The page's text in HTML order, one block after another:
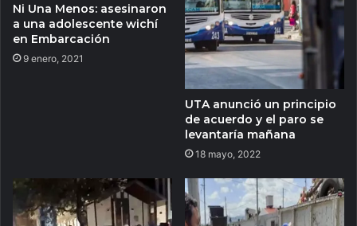
Ni Una Menos: asesinaron
a una adolescente wichí
en Embarcación
9 enero, 2021
UTA anunció un principio
de acuerdo y el paro se
levantaría mañana
18 mayo, 2022